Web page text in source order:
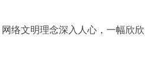
络文明理念深入人心，一幅欣欣